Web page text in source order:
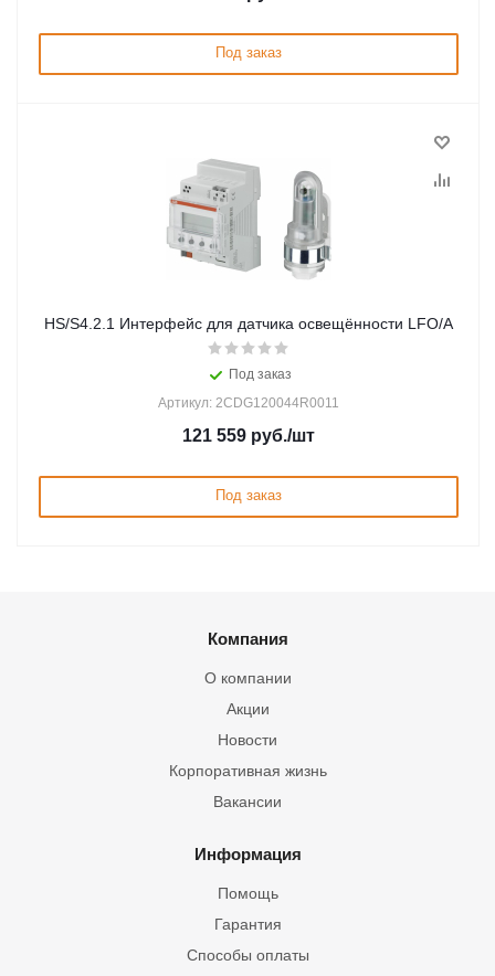
Под заказ
HS/S4.2.1 Интерфейс для датчика освещённости LFO/A
Под заказ
Артикул: 2CDG120044R0011
121 559 руб./шт
Под заказ
Компания
О компании
Акции
Новости
Корпоративная жизнь
Вакансии
Информация
Помощь
Гарантия
Способы оплаты